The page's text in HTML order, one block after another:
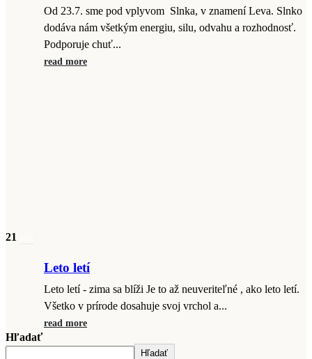
Od 23.7. sme pod vplyvom Slnka, v znamení Leva. Slnko
dodáva nám všetkým energiu, silu, odvahu a rozhodnosť.
Podporuje chuť...
read more
21
Leto letí
Leto letí - zima sa blíži Je to až neuveriteľné , ako leto letí.
Všetko v prírode dosahuje svoj vrchol a...
read more
Hľadať
Hľadať